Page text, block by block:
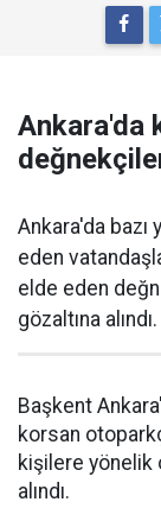
Ankara'da
Ankara'da bazı
eden
elde eden
gözaltına alındı.
Başkent
korsan
kişilere yönelik
alındı.